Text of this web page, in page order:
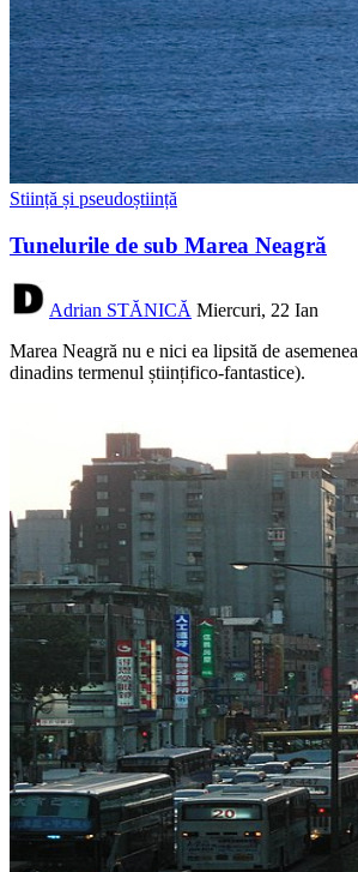
Stiință și pseudoștiință
Tunelurile de sub Marea Neagră
Adrian STĂNICĂ Miercuri, 22 Ian
Marea Neagră nu e nici ea lipsită de
dinadins termenul științifico-fantastice).